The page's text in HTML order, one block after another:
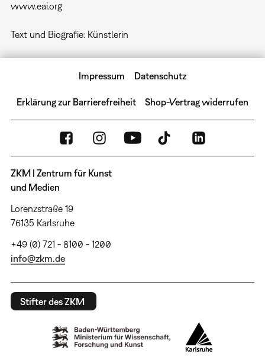
www.eai.org
Text und Biografie: Künstlerin
Impressum Datenschutz
Erklärung zur Barrierefreiheit Shop-Vertrag widerrufen
ZKM | Zentrum für Kunst
und Medien
Lorenzstraße 19
76135 Karlsruhe
+49 (0) 721 - 8100 - 1200
info@zkm.de
Stifter des ZKM